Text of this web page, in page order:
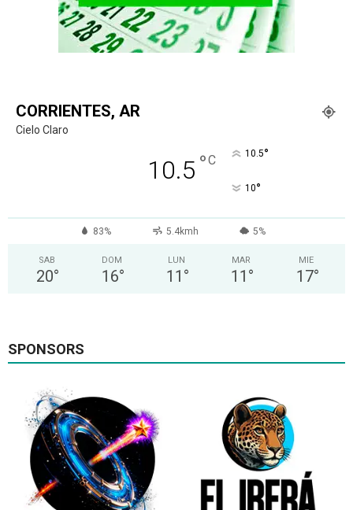
CORRIENTES, AR
Cielo Claro
10.5 °C 10.5°
10°
83% 5.4kmh 5%
SAB
20°
DOM
16°
LUN
11 °
MAR
11 °
MIE
17°
SPONSORS